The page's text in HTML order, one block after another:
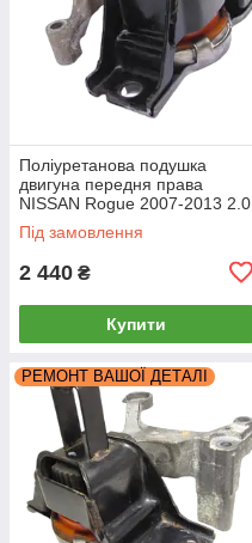
Поліуретанова подушка
двигуна передня права
NISSAN Rogue 2007-2013 2.0
РЕКОНСТРУКЦІЯ ВАШОЇ
Під замовлення
2 440 ₴
Купити
РЕМОНТ ВАШОЇ ДЕТАЛІ